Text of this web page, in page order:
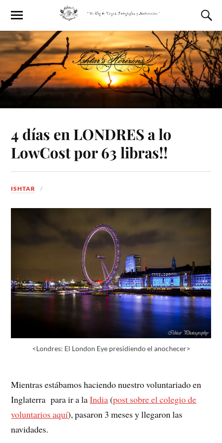
4 días en LONDRES a lo
LowCost por 63 libras!!
ISHTAR
<Londres: El London Eye presidiendo el anochecer>
Mientras estábamos haciendo nuestro voluntariado en
Inglaterra para ir a laIndia(post sobre el colegio de
voluntarios aquí), pasaron 3 meses y llegaron las
navidades.